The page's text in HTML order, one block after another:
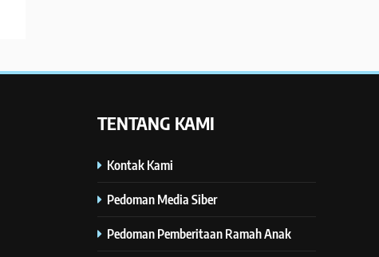
TENTANG KAMI
Kontak Kami
Pedoman Media Siber
Pedoman Pemberitaan Ramah Anak